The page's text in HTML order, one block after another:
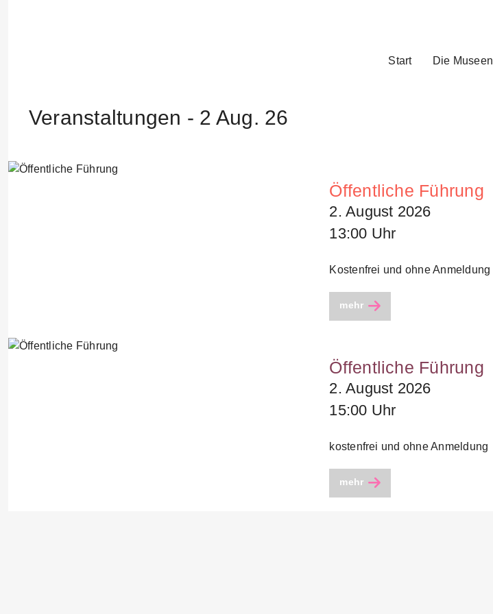
Start Die Museen
Veranstaltungen - 2 Aug. 26
Öffentliche Führung
2. August 2026
13:00 Uhr
Kostenfrei und ohne Anmeldung
mehr
Öffentliche Führung
2. August 2026
15:00 Uhr
kostenfrei und ohne Anmeldung
mehr